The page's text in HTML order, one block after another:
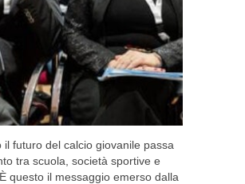
il futuro del calcio giovanile passa
tra scuola, società sportive e
questo il messaggio emerso dalla